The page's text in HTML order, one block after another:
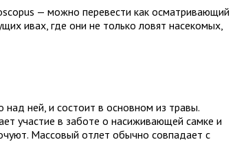
— можно перевести как осматривающий
ивах, где они не только ловят насекомых,
ней, и состоит в основном из травы.
участие в заботе о насиживающей самке и
Массовый отлет обычно совпадает с